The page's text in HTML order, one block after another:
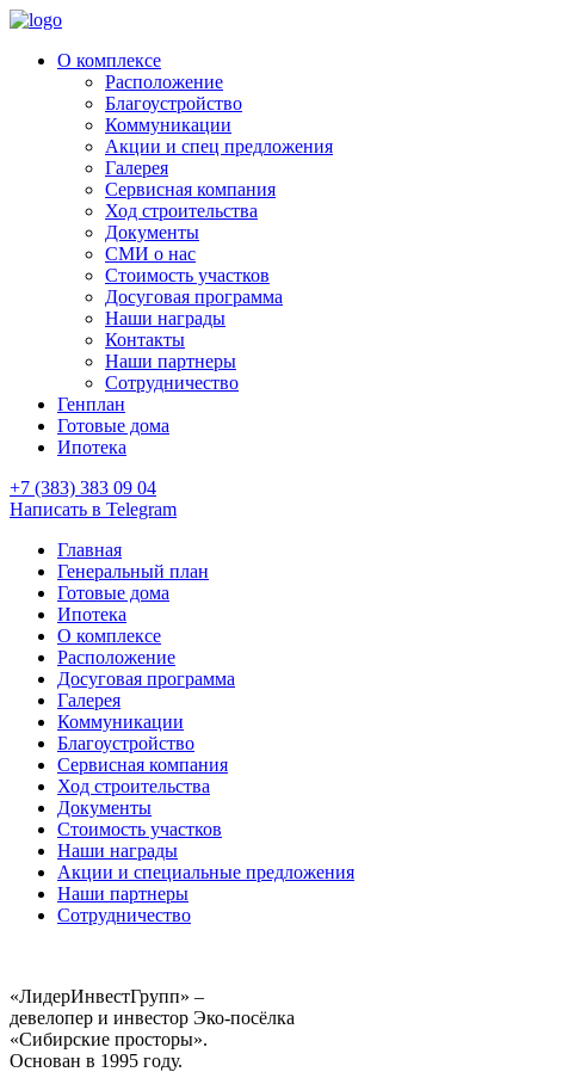
О комплексе
Расположение
Благоустройство
Коммуникации
Акции и спец предложения
Галерея
Сервисная компания
Ход строительства
Документы
СМИ о нас
Стоимость участков
Досуговая программа
Наши награды
Контакты
Наши партнеры
Сотрудничество
Генплан
Готовые дома
Ипотека
+7 (383) 383 09 04
Написать в Telegram
Главная
Генеральный план
Готовые дома
Ипотека
О комплексе
Расположение
Досуговая программа
Галерея
Коммуникации
Благоустройство
Сервисная компания
Ход строительства
Документы
Стоимость участков
Наши награды
Акции и специальные предложения
Наши партнеры
Сотрудничество
«ЛидерИнвестГрупп» –
девелопер и инвестор Эко-посёлка
«Сибирские просторы».
Основан в 1995 году.